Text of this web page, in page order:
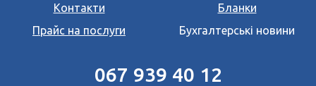
Контакти
Бланки
Прайс на послуги
Бухгалтерські новини
067 939 40 12